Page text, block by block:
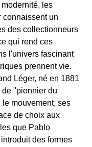
les
un
des collectionneurs
qui rend ces
l'univers fascinant
prennent vie.
Léger, né en 1881
"pionnier du
mouvement, ses
de choix aux
que Pablo
des formes